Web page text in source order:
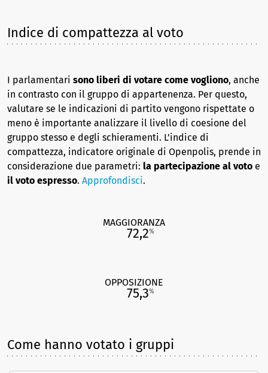
Indice di compattezza al voto
I parlamentari sono liberi di votare come vogliono, anche
in contrasto con il gruppo di appartenenza. Per questo,
valutare se le indicazioni di partito vengono rispettate o
meno è importante analizzare il livello di coesione del
gruppo stesso e degli schieramenti. L’indice di
compattezza, indicatore originale di Openpolis, prende in
considerazione due parametri: la partecipazione al voto e
il voto espresso. Approfondisci.
MAGGIORANZA
72,2%
OPPOSIZIONE
75,3%
Come hanno votato i gruppi